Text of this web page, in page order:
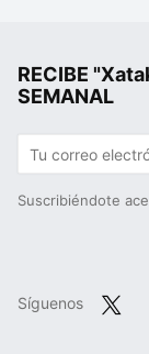
RECIBE
SEMANAL
Suscribiéndote
Síguenos